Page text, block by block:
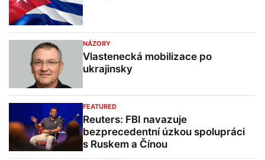
NÁZORY
Vlastenecká mobilizace po
ukrajinsky
FEATURED
Reuters: FBI navazuje
bezprecedentní úzkou spolupráci
s Ruskem a Čínou